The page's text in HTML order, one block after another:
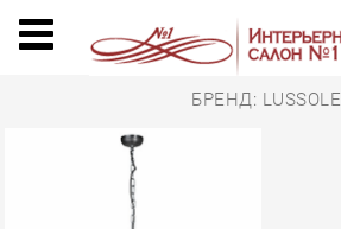
БРЕНД: LUSSOLE